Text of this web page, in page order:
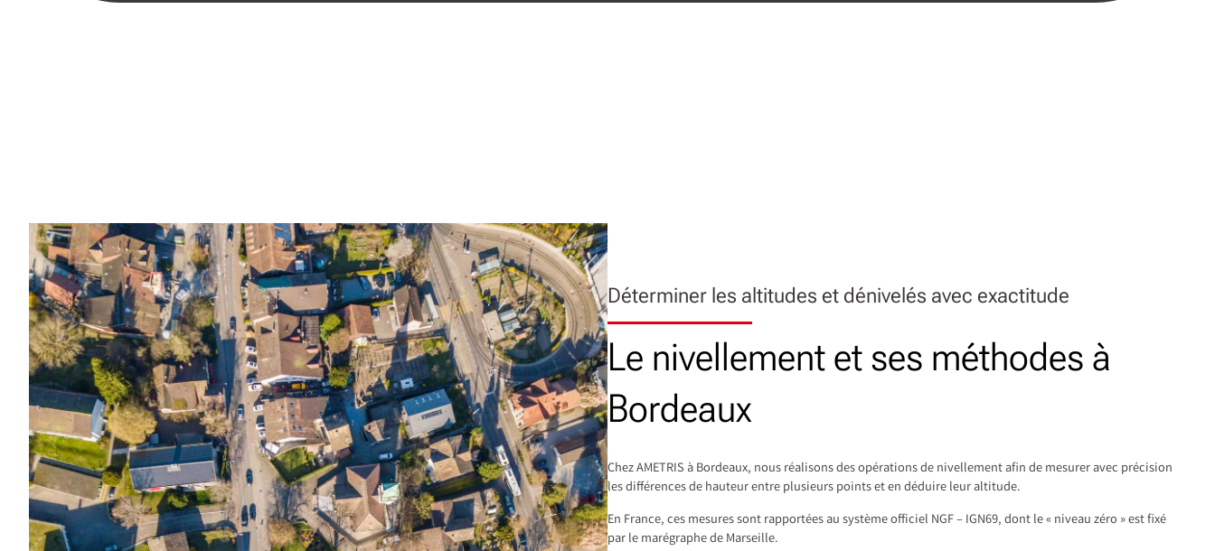
Déterminer les altitudes et dénivelés avec exactitude
Le nivellement et ses méthodes à
Bordeaux
Chez AMETRIS à Bordeaux, nous réalisons des opérations de nivellement afin de mesurer avec précision
les différences de hauteur entre plusieurs points et en déduire leur altitude.
En France, ces mesures sont rapportées au système officiel NGF – IGN69, dont le « niveau zéro » est fixé
par le marégraphe de Marseille.